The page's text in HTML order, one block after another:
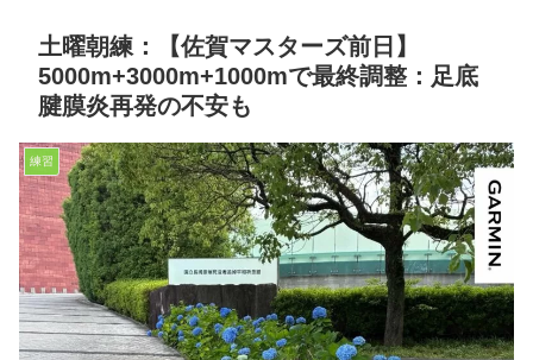
土曜朝練：【佐賀マスターズ前日】
5000m+3000m+1000mで最終調整：足底
腱膜炎再発の不安も
練習